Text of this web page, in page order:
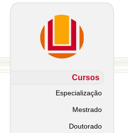
Cursos
Especialização
Mestrado
Doutorado